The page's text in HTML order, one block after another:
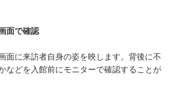
面で確認
面に来訪者自身の姿を映します。背後に不
などを入館前にモニターで確認することが